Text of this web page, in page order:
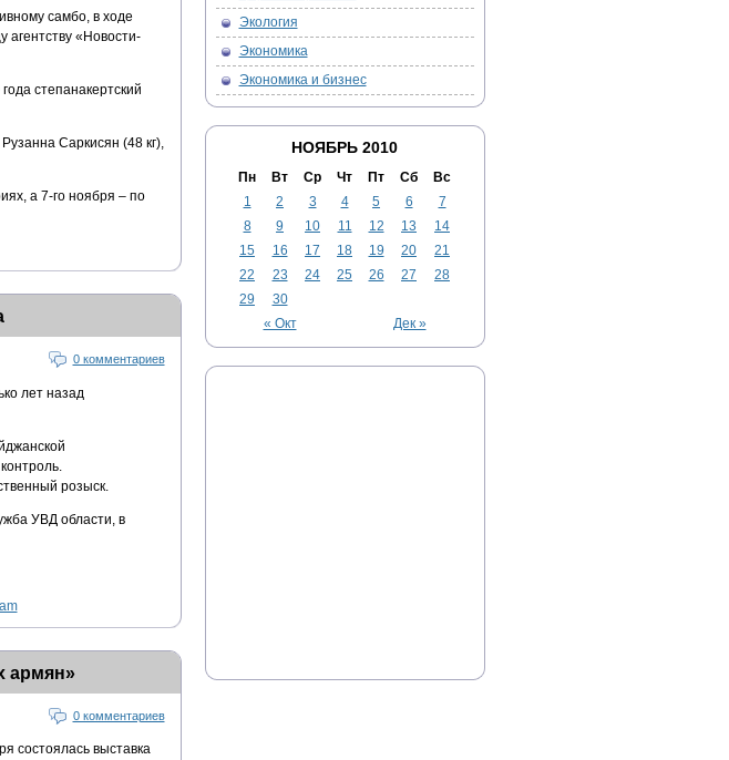
самбо, в ходе
агентству «Новости-
степанакертский
Саркисян (48 кг),
а 7-го ноября – по
0 комментариев
лет назад
розыск.
УВД области, в
армян»
0 комментариев
состоялась выставка
Экология
Экономика
Экономика и бизнес
НОЯБРЬ 2010
Пн Вт Ср Чт Пт Сб Вс
« Окт Дек »
1 2 3 4 5 6
7
8
9 10 11 12 13
14
15
16 17 18 19 20
21
22
23 24 25 26 27
28
29
30